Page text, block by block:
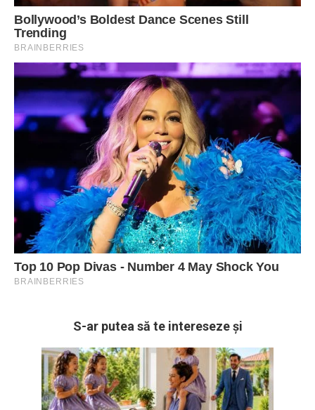
S-ar putea să te intereseze și